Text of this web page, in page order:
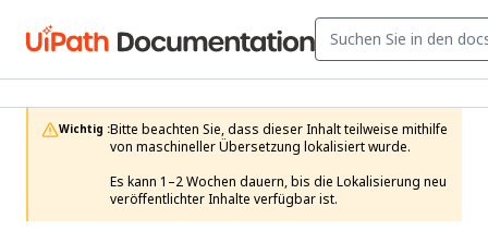
Wichtig :Bitte beachten Sie, dass dieser Inhalt teilweise mithilfe
von maschineller Übersetzung lokalisiert wurde.
Es kann 1–2 Wochen dauern, bis die Lokalisierung neu
veröffentlichter Inhalte verfügbar ist.